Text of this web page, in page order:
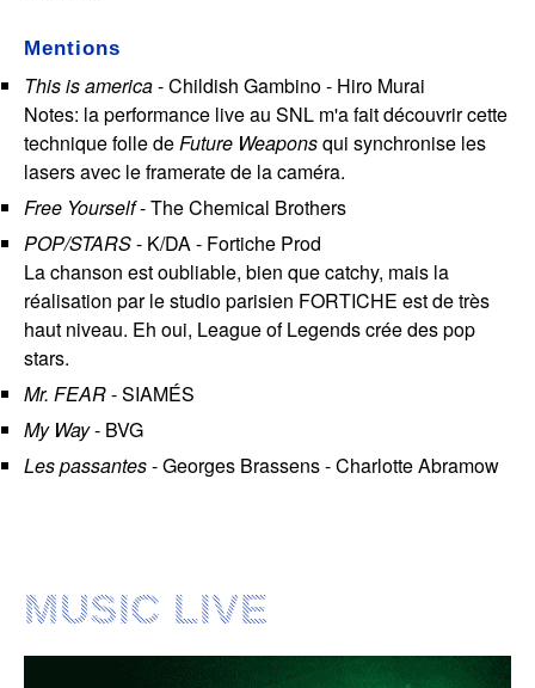
Mentions
This is america- Childish Gambino - Hiro Murai
Notes: laperformance live au SNL m'a fait découvrir cette
technique folle deFuture Weaponsqui synchronise les
lasers avec le framerate de la caméra.
Free Yourself- The Chemical Brothers
POP/STARS- K/DA - Fortiche Prod
La chanson est oubliable, bien que catchy, mais la
réalisation par le studio parisien FORTICHE est de très
haut niveau. Eh oui, League of Legends crée des pop
stars.
Mr. FEAR- SIAMÉS
My Way- BVG
Les passantes- Georges Brassens - Charlotte Abramow
MUSIC LIVE